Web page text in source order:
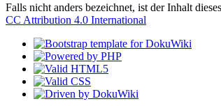
Falls nicht anders bezeichnet, ist der Inhalt
CC Attribution 4.0 International